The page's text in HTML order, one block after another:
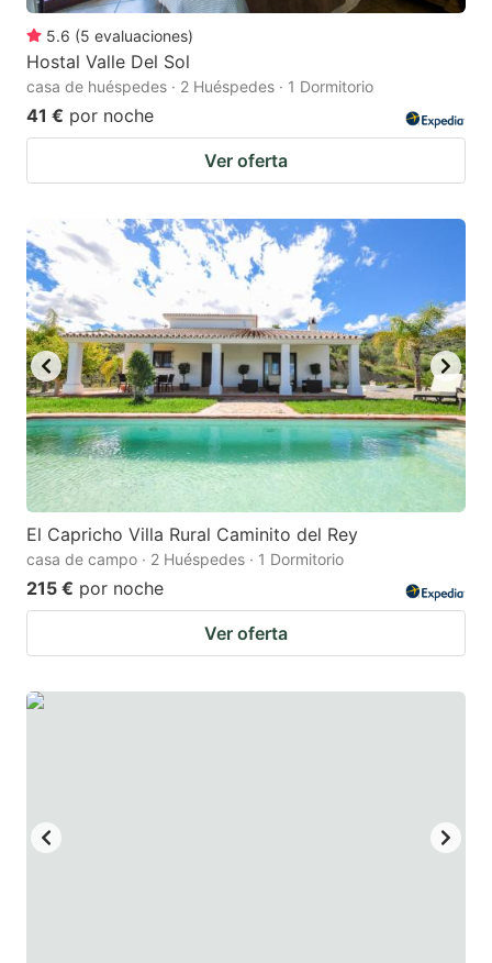
5.6 (5 evaluaciones)
Hostal Valle Del Sol
casa de huéspedes · 2 Huéspedes · 1 Dormitorio
41 € por noche
Ver oferta
El Capricho Villa Rural Caminito del Rey
casa de campo · 2 Huéspedes · 1 Dormitorio
215 € por noche
Ver oferta